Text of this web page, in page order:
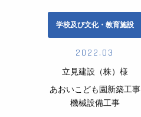
学校及び文化・教育施設
2022.03
立見建設（株）様
あおいこども園新築工事
機械設備工事